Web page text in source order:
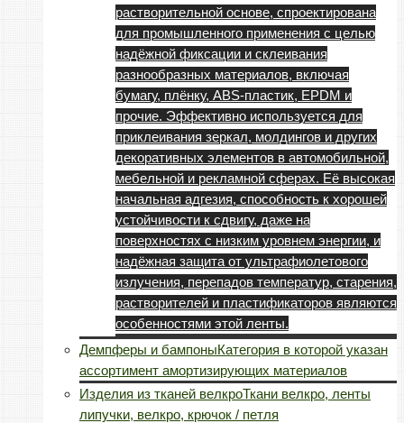
растворительной основе, спроектирована
для промышленного применения с целью
надёжной фиксации и склеивания
разнообразных материалов, включая
бумагу, плёнку, ABS-пластик, EPDM и
прочие. Эффективно используется для
приклеивания зеркал, молдингов и других
декоративных элементов в автомобильной,
мебельной и рекламной сферах. Её высокая
начальная адгезия, способность к хорошей
устойчивости к сдвигу, даже на
поверхностях с низким уровнем энергии, и
надёжная защита от ультрафиолетового
излучения, перепадов температур, старения,
растворителей и пластификаторов являются
особенностями этой ленты.
Демпферы и бампоныКатегория в которой указан
ассортимент амортизирующих материалов
Изделия из тканей велкроТкани велкро, ленты
липучки, велкро, крючок / петля